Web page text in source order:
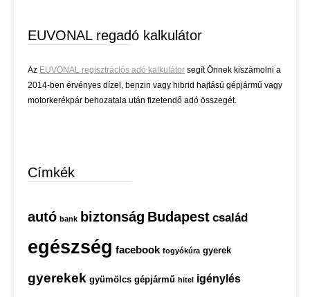
EUVONAL regadó kalkulátor
Az EUVONAL regisztrációs adó kalkulátor segít Önnek kiszámolni a
2014-ben érvényes dízel, benzin vagy hibrid hajtású gépjármű vagy
motorkerékpár behozatala után fizetendő adó összegét.
Címkék
autó bank biztonság Budapest család
egészség facebook fogyókúra gyerek
gyerekek gyümölcs gépjármű hitel igénylés